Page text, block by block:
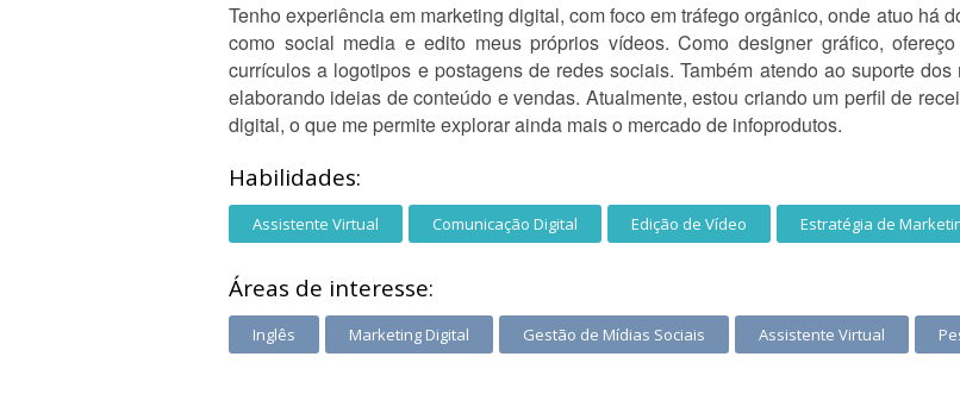
Tenho experiência em marketing digital, com foco em tráfego orgânico, onde atuo há
como social media e edito meus próprios vídeos. Como designer gráfico,
currículos a logotipos e postagens de redes sociais. Também atendo ao suporte
elaborando ideias de conteúdo e vendas. Atualmente, estou criando um perfil de
digital, o que me permite explorar ainda mais o mercado de infoprodutos.
Habilidades:
Assistente Virtual Comunicação Digital Edição de Vídeo Estratégia de
Áreas de interesse:
Inglês Marketing Digital Gestão de Mídias Sociais Assistente Virtual